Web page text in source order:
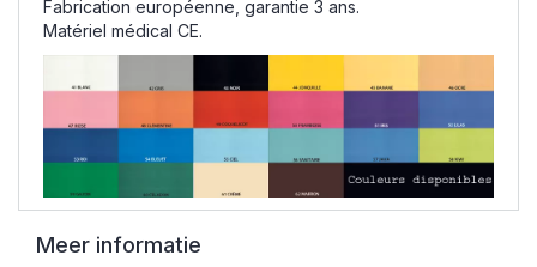
Fabrication européenne, garantie 3 ans.
Matériel médical CE.
Meer informatie